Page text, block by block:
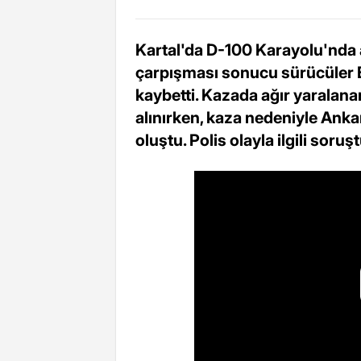
Kartal'da D-100
çarpışması sonucu sürücüler
kaybetti. Kazada ağır
alınırken, kaza nedeniyle
oluştu. Polis olayla ilgili